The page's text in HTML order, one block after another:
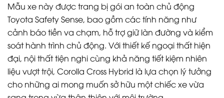
Mẫu xe này được trang bị gói an toàn chủ động
Toyota Safety Sense, bao gồm các tính năng như
cảnh báo tiền va chạm, hỗ trợ giữ làn đường và kiểm
soát hành trình chủ động. Với thiết kế ngoại thất hiện
đại, nội thất tiện nghi cùng khả năng tiết kiệm nhiên
liệu vượt trội, Corolla Cross Hybrid là lựa chọn lý tưởng
cho những ai mong muốn sở hữu một chiếc xe vừa